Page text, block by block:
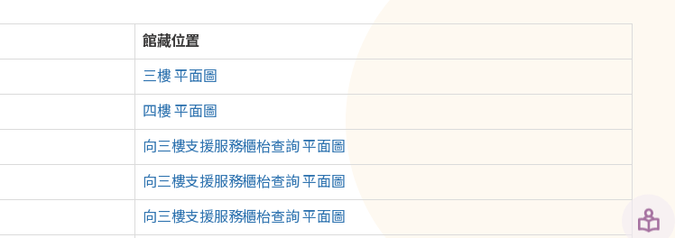
館藏位置
三樓 平面圖
四樓 平面圖
向三樓支援服務櫃枱查詢 平面圖
向三樓支援服務櫃枱查詢 平面圖
向三樓支援服務櫃枱查詢 平面圖